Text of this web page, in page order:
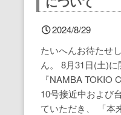
2024/8/29
たいへんお待たせ
ん。 8月31日(土)
『NAMBA TOKIO
10号接近中および
ていただき、 「本